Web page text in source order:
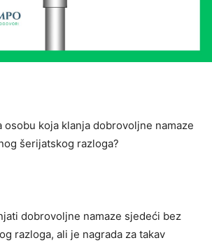
osobu koja klanja dobrovoljne namaze
šerijatskog razloga?
dobrovoljne namaze sjedeći bez
razloga, ali je nagrada za takav